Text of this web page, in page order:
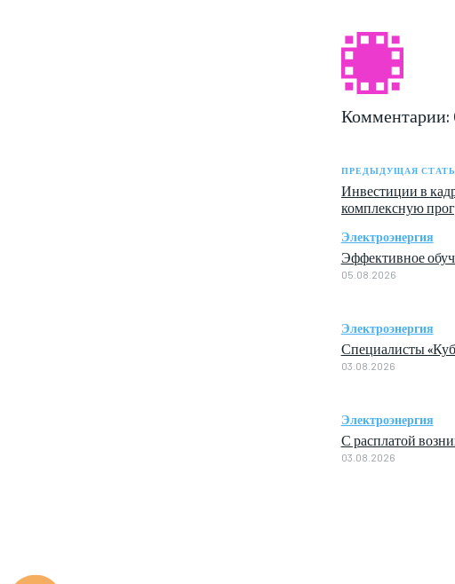
Комментарии:
ПРЕДЫДУЩАЯ
Инвестиции в
комплексную
Электроэнергия
Эффективное
05.08.2026
Электроэнергия
Специалисты
03.08.2026
Электроэнергия
С расплатой
03.08.2026